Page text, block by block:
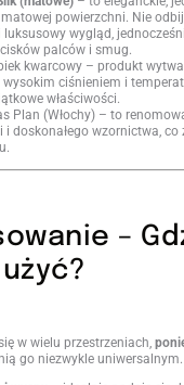
powierzchni. Nie
wygląd,
palców i smug.
kwarcowy – produkt
wysokim ciśnieniem i
właściwości.
Plan (Włochy) – to
i doskonałego wzornictwa,
–
w wielu przestrzeniach,
go niezwykle uniwersalnym.